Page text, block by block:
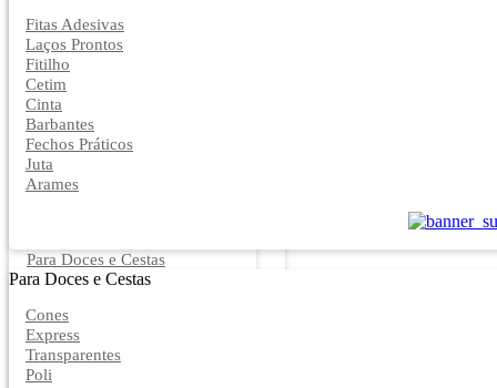
Fitas Adesivas
Laços Prontos
Fitilho
Cetim
Cinta
Barbantes
Fechos Práticos
Juta
Arames
Para Doces e Cestas
Para Doces e Cestas
Cones
Express
Transparentes
Poli